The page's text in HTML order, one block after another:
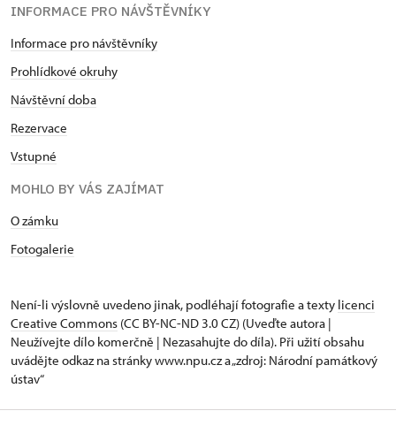
INFORMACE PRO NÁVŠTĚVNÍKY
Informace pro návštěvníky
Prohlídkové okruhy
Návštěvní doba
Rezervace
Vstupné
MOHLO BY VÁS ZAJÍMAT
O zámku
Fotogalerie
Není-li výslovně uvedeno jinak, podléhají fotografie a texty licenci
Creative Commons (CC BY-NC-ND 3.0 CZ) (Uveďte autora |
Neužívejte dílo komerčně | Nezasahujte do díla). Při užití obsahu
uvádějte odkaz na stránky www.npu.cz a „zdroj: Národní památkový
ústav“